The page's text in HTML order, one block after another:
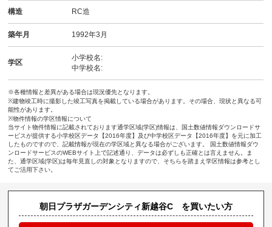
構造 RC造
築年月 1992年3月
学区
小学校名:
中学校名:
※各種情報と差異がある場合は現況優先となります。
※建物竣工時に撮影した竣工写真を掲載している場合があります。その場合、現状と異なる可
能性があります。
※物件情報の学区情報について
当サイト物件情報に記載されております通学区域(学区)情報は、国土数値情報ダウンロードサ
ービスが提供する小学校区データ【2016年度】及び中学校区データ【2016年度】を元に加工
したものですので、記載情報が現在の学区域と異なる場合がございます。 国土数値情報ダウ
ンロードサービスのWEBサイト上で記述通り、データは必ずしも正確とは言えません。ま
た、通学区域(学区)は毎年見直しの対象となりますので、そちらを踏まえ学区情報は参考とし
てご活用下さい。
朝日プラザガーデンシティ新越谷C を買いたい方